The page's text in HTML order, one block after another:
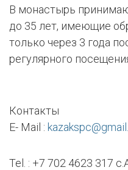
В монастырь
до 35 лет, имеющие
только через 3 года
регулярного
Контакты
E- Mail :
Tel. : +7 702 4623 317